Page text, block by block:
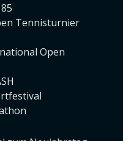
Tennisturnier
Open